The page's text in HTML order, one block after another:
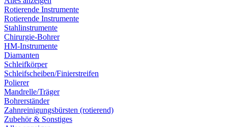
Rotierende Instrumente
Rotierende Instrumente
Stahlinstrumente
Chirurgie-Bohrer
HM-Instrumente
Diamanten
Schleifkörper
Schleifscheiben/Finierstreifen
Polierer
Mandrelle/Träger
Bohrerständer
Zahnreinigungsbürsten (rotierend)
Zubehör & Sonstiges